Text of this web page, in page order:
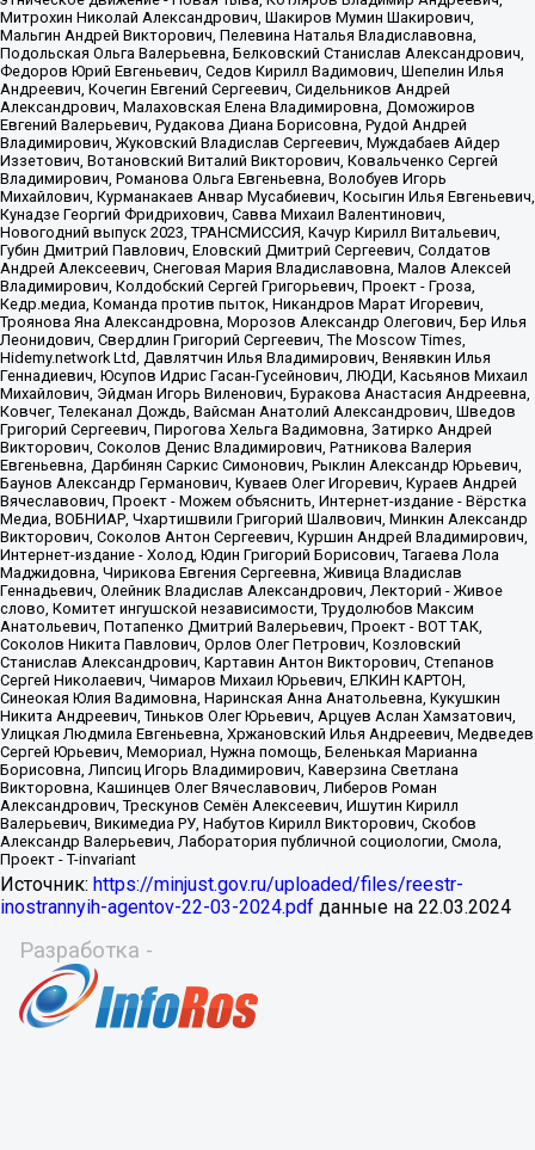
Источник: https://minjust.gov.ru/uploaded/files/reestr-
inostrannyih-agentov-22-03-2024.pdf данные на 22.03.2024
Разработка -